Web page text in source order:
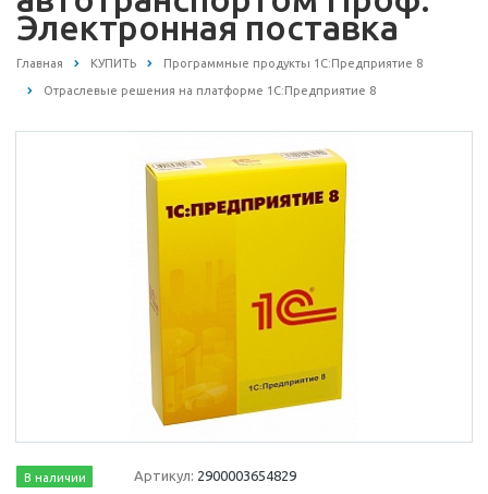
Электронная поставка
Главная КУПИТЬ Программные продукты 1С:Предприятие 8
Отраслевые решения на платформе 1С:Предприятие 8
В наличии Артикул: 2900003654829